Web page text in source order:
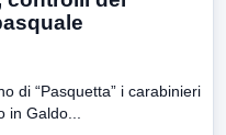
di “Pasquetta” i carabinieri
Galdo...